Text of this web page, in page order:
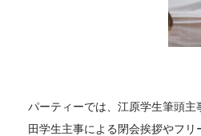
パーティーでは、江原学生筆頭
田学生主事による閉会挨拶やフリ